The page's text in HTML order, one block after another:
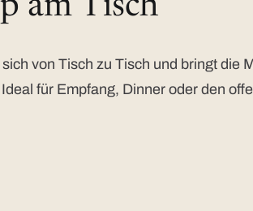
am Tisch
von Tisch zu Tisch und bringt die
für Empfang, Dinner oder den